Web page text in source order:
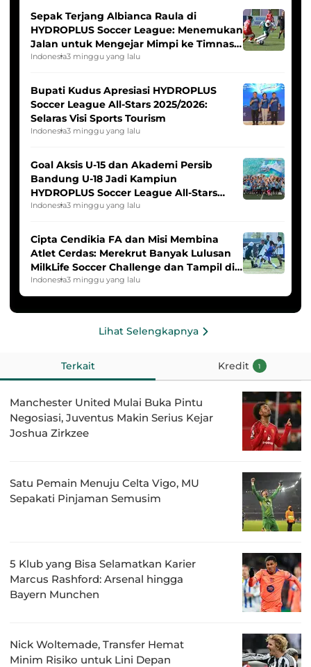
Sepak Terjang Albianca Raula di
HYDROPLUS Soccer League: Menemukan
Jalan untuk Mengejar Mimpi ke Timnas
Indonesia Putri
Indonesia3 minggu yang lalu
Bupati Kudus Apresiasi HYDROPLUS
Soccer League All-Stars 2025/2026:
Selaras Visi Sports Tourism
Indonesia3 minggu yang lalu
Goal Aksis U-15 dan Akademi Persib
Bandung U-18 Jadi Kampiun
HYDROPLUS Soccer League All-Stars
2025/2026
Indonesia3 minggu yang lalu
Cipta Cendikia FA dan Misi Membina
Atlet Cerdas: Merekrut Banyak Lulusan
MilkLife Soccer Challenge dan Tampil di
HYDROPLUS Soccer League
Indonesia3 minggu yang lalu
Lihat Selengkapnya
Terkait Kredit 1
Manchester United Mulai Buka Pintu
Negosiasi, Juventus Makin Serius Kejar
Joshua Zirkzee
Satu Pemain Menuju Celta Vigo, MU
Sepakati Pinjaman Semusim
5 Klub yang Bisa Selamatkan Karier
Marcus Rashford: Arsenal hingga
Bayern Munchen
Nick Woltemade, Transfer Hemat
Minim Risiko untuk Lini Depan